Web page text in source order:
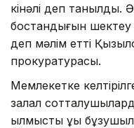
кінәлі деп танылды.
бостандығын
деп мәлім етті
прокуратурасы.
Мемлекетке
залал
қылмыстық құқық